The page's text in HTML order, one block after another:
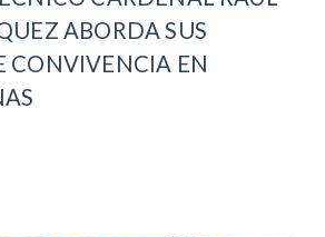
ABORDA SUS
CONVIVENCIA EN